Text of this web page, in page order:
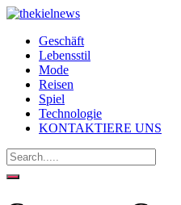
Geschäft
Lebensstil
Mode
Reisen
Spiel
Technologie
KONTAKTIERE UNS